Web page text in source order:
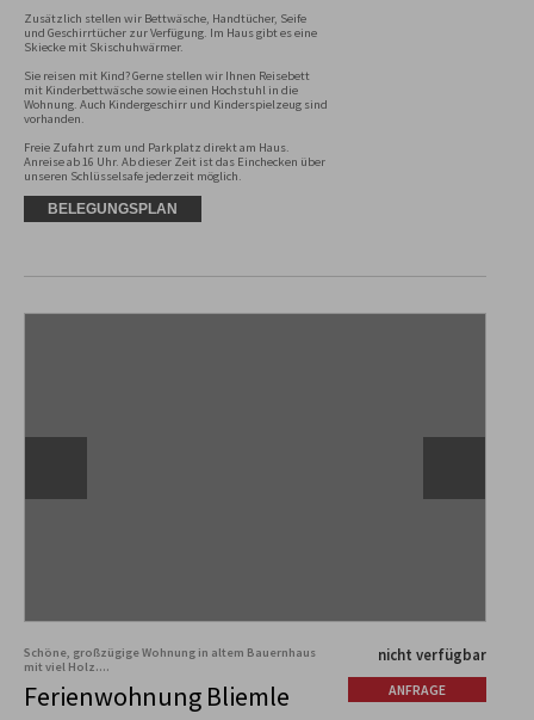
Zusätzlich stellen wir Bettwäsche, Handtücher, Seife
und Geschirrtücher zur Verfügung. Im Haus gibt es eine
Skiecke mit Skischuhwärmer.
Sie reisen mit Kind? Gerne stellen wir Ihnen Reisebett
mit Kinderbettwäsche sowie einen Hochstuhl in die
Wohnung. Auch Kindergeschirr und Kinderspielzeug sind
vorhanden.
Freie Zufahrt zum und Parkplatz direkt am Haus.
Anreise ab 16 Uhr. Ab dieser Zeit ist das Einchecken über
unseren Schlüsselsafe jederzeit möglich.
BELEGUNGSPLAN
Schöne, großzügige Wohnung in altem Bauernhaus
mit viel Holz....
Ferienwohnung Bliemle
nicht verfügbar
ANFRAGE